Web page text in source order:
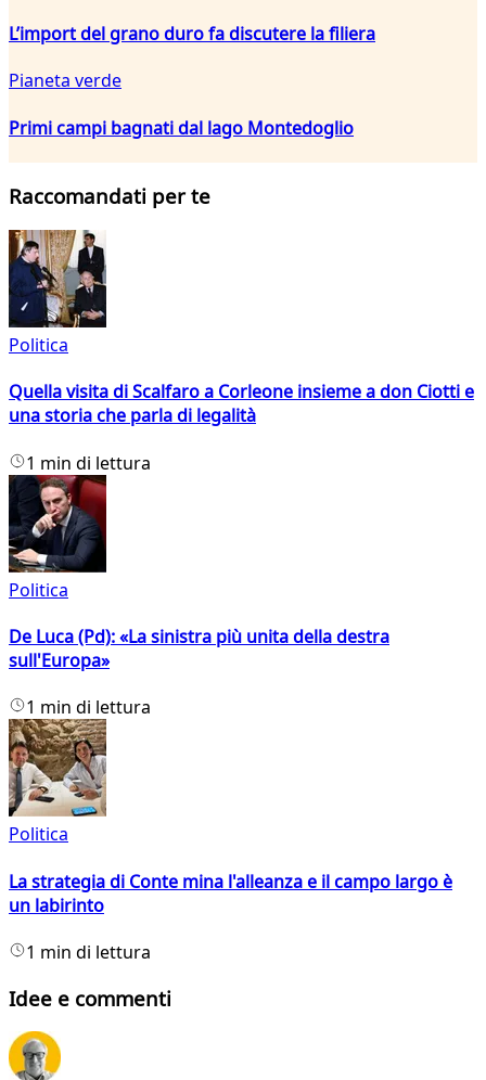
L’import del grano duro fa discutere la filiera
Pianeta verde
Primi campi bagnati dal lago Montedoglio
Raccomandati per te
Politica
Quella visita di Scalfaro a Corleone insieme a don Ciotti e
una storia che parla di legalità
1 min di lettura
Politica
De Luca (Pd): «La sinistra più unita della destra
sull'Europa»
1 min di lettura
Politica
La strategia di Conte mina l'alleanza e il campo largo è
un labirinto
1 min di lettura
Idee e commenti